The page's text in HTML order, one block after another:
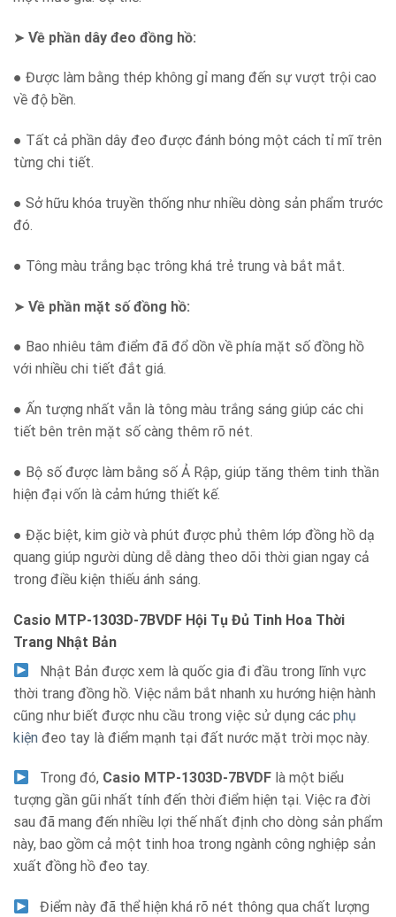
➤ Về phần dây đeo đồng hồ:
● Được làm bằng thép không gỉ mang đến sự vượt trội cao
về độ bền.
● Tất cả phần dây đeo được đánh bóng một cách tỉ mĩ trên
từng chi tiết.
● Sở hữu khóa truyền thống như nhiều dòng sản phẩm trước
đó.
● Tông màu trắng bạc trông khá trẻ trung và bắt mắt.
➤ Về phần mặt số đồng hồ:
● Bao nhiêu tâm điểm đã đổ dồn về phía mặt số đồng hồ
với nhiều chi tiết đắt giá.
● Ấn tượng nhất vẫn là tông màu trắng sáng giúp các chi
tiết bên trên mặt số càng thêm rõ nét.
● Bộ số được làm bằng số Ả Rập, giúp tăng thêm tinh thần
hiện đại vốn là cảm hứng thiết kế.
● Đặc biệt, kim giờ và phút được phủ thêm lớp đồng hồ dạ
quang giúp người dùng dễ dàng theo dõi thời gian ngay cả
trong điều kiện thiếu ánh sáng.
Casio MTP-1303D-7BVDF Hội Tụ Đủ Tinh Hoa Thời
Trang Nhật Bản
Nhật Bản được xem là quốc gia đi đầu trong lĩnh vực
thời trang đồng hồ. Việc nắm bắt nhanh xu hướng hiện hành
cũng như biết được nhu cầu trong việc sử dụng các phụ
kiện đeo tay là điểm mạnh tại đất nước mặt trời mọc này.
Trong đó, Casio MTP-1303D-7BVDF là một biểu
tượng gần gũi nhất tính đến thời điểm hiện tại. Việc ra đời
sau đã mang đến nhiều lợi thế nhất định cho dòng sản phẩm
này, bao gồm cả một tinh hoa trong ngành công nghiệp sản
xuất đồng hồ đeo tay.
Điểm này đã thể hiện khá rõ nét thông qua chất lượng